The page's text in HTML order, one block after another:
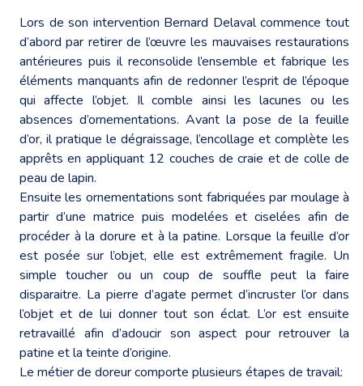
Lors de son intervention Bernard Delaval commence tout
d’abord par retirer de l’œuvre les mauvaises restaurations
antérieures puis il reconsolide l’ensemble et fabrique les
éléments manquants afin de redonner l’esprit de l’époque
qui affecte l’objet. Il comble ainsi les lacunes ou les
absences d’ornementations. Avant la pose de la feuille
d’or, il pratique le dégraissage, l’encollage et complète les
apprêts en appliquant 12 couches de craie et de colle de
peau de lapin.
Ensuite les ornementations sont fabriquées par moulage à
partir d’une matrice puis modelées et ciselées afin de
procéder à la dorure et à la patine. Lorsque la feuille d’or
est posée sur l’objet, elle est extrêmement fragile. Un
simple toucher ou un coup de souffle peut la faire
disparaitre. La pierre d’agate permet d’incruster l’or dans
l’objet et de lui donner tout son éclat. L’or est ensuite
retravaillé afin d’adoucir son aspect pour retrouver la
patine et la teinte d’origine.
Le métier de doreur comporte plusieurs étapes de travail: